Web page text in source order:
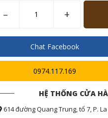
– +
Chat Facebook
0974.117.169
HỆ THỐNG CỬA
614 đường Quang Trung, tổ 7, P.